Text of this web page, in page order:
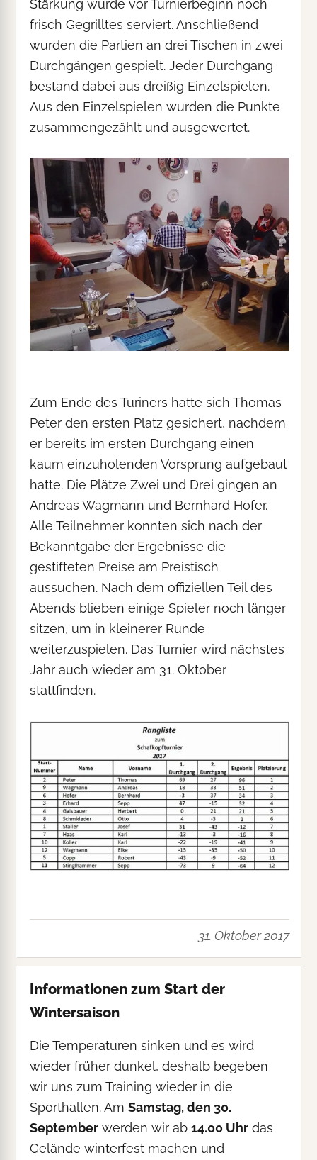
Stärkung wurde vor Turnierbeginn noch
frisch Gegrilltes serviert. Anschließend
wurden die Partien an drei Tischen in zwei
Durchgängen gespielt. Jeder Durchgang
bestand dabei aus dreißig Einzelspielen.
Aus den Einzelspielen wurden die Punkte
zusammengezählt und ausgewertet.
Zum Ende des Turiners hatte sich Thomas
Peter den ersten Platz gesichert, nachdem
er bereits im ersten Durchgang einen
kaum einzuholenden Vorsprung aufgebaut
hatte. Die Plätze Zwei und Drei gingen an
Andreas Wagmann und Bernhard Hofer.
Alle Teilnehmer konnten sich nach der
Bekanntgabe der Ergebnisse die
gestifteten Preise am Preistisch
aussuchen. Nach dem offiziellen Teil des
Abends blieben einige Spieler noch länger
sitzen, um in kleinerer Runde
weiterzuspielen. Das Turnier wird nächstes
Jahr auch wieder am 31. Oktober
stattfinden.
31. Oktober 2017
Informationen zum Start der
Wintersaison
Die Temperaturen sinken und es wird
wieder früher dunkel, deshalb begeben
wir uns zum Training wieder in die
Sporthallen. AmSamstag, den 30.
September werden wir ab14.00 Uhr das
Gelände winterfest machen und